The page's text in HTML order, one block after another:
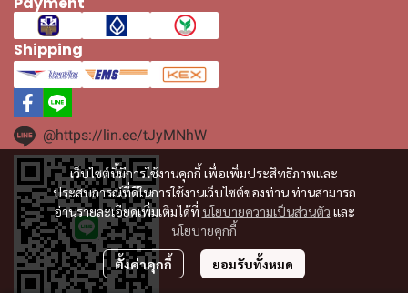
เว็บไซต์นี้มีการใช้งานคุกกี้ เพื่อเพิ่มประสิทธิภาพและ
ประสบการณ์ที่ดีในการใช้งานเว็บไซต์ของท่าน ท่านสามารถ
อ่านรายละเอียดเพิ่มเติมได้ที่ นโยบายความเป็นส่วนตัว และ
นโยบายคุกกี้
ตั้งค่าคุกกี้ ยอมรับทั้งหมด
Shipping
@https://lin.ee/tJyMNhW